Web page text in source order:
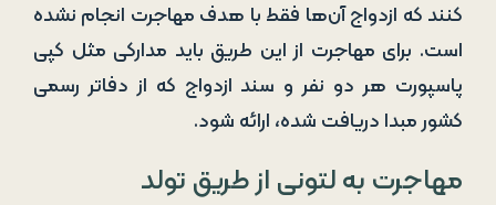
کنند که ازدواج آن‌ها فقط با هدف مهاجرت انجام نشده
است. برای مهاجرت از این طریق باید مدارکی مثل کپی
پاسپورت هر دو نفر و سند ازدواج که از دفاتر رسمی
کشور مبدا دریافت شده، ارائه شود.
مهاجرت به لتونی از طریق تولد